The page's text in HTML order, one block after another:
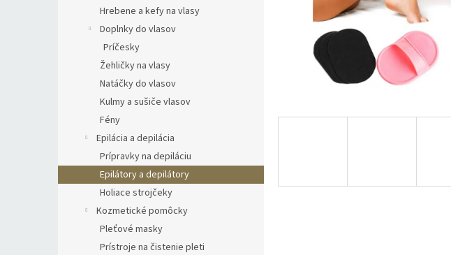
Hrebene a kefy na vlasy
Doplnky do vlasov
Príčesky
Žehličky na vlasy
Natáčky do vlasov
Kulmy a sušiče vlasov
Fény
Epilácia a depilácia
Prípravky na depiláciu
Epilátory a depilátory
Holiace strojčeky
Kozmetické pomôcky
Pleťové masky
Prístroje na čistenie pleti